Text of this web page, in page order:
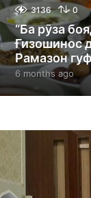
g
o
3136 0
“Ба рӯза
Ғизошинос
Рамазон
6 months ago6
m
o
h
s